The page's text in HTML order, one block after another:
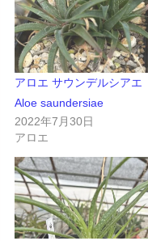
アロエ サウンデルシアエ
Aloe saundersiae
2022年7月30日
アロエ